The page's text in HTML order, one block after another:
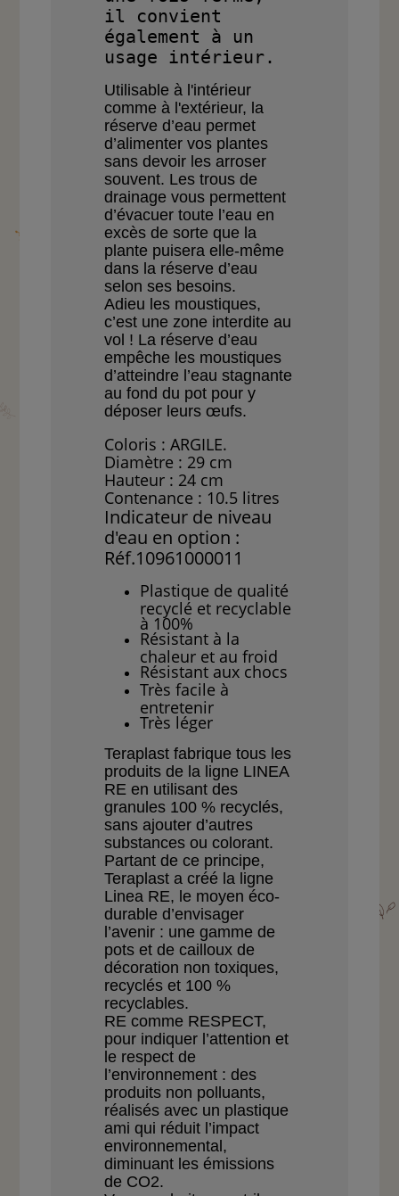
il convient
également à un
usage intérieur.
Utilisable à l'intérieur
comme à l'extérieur, la
réserve d’eau permet
d’alimenter vos plantes
sansdevoir les arroser
souvent. Les trous de
drainage vous permettent
d’évacuer toute l’eau en
excès de sorte que la
plante puisera elle-même
dans la réserve d’eau
selonses besoins.
Adieu les moustiques,
c’est une zone interdite au
vol ! La réserve d’eau
empêche les moustiques
d’atteindre l’eaustagnante
au fond du pot pour y
déposer leurs œufs.
Coloris : ARGILE.
Diamètre : 29 cm
Hauteur : 24 cm
Contenance : 10.5 litres
Indicateur de niveau
d'eau en option :
Réf.10961000011
Plastique de qualité
recyclé et recyclable
à 100%
Résistant à la
chaleur et au froid
Résistant aux chocs
Très facile à
entretenir
Très léger
Teraplast fabriquetous les
produits de la ligne LINEA
RE en utilisant des
granules 100 % recyclés,
sans ajouter d’autres
substances ou colorant.
Partant de ce principe,
Teraplast a créé la ligne
Linea RE, le moyen éco-
durabled’envisager
l’avenir : une gamme de
potset de cailloux de
décoration non toxiques,
recyclés et 100 %
recyclables.
RE comme RESPECT,
pour indiquer l’attention et
le respectde
l’environnement : des
produits non polluants,
réalisés avec un plastique
ami qui réduit l’impact
environnemental,
diminuant les émissions
de CO2.